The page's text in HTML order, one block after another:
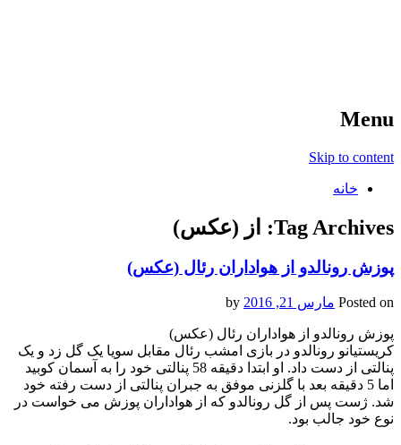
Menu
Skip to content
خانه
Tag Archives: از (عکس)
پوزش رونالدو از هواداران رئال (عکس)
Posted on مارس 21, 2016
پوزش رونالدو از هواداران رئال (عکس)
کریستیانو رونالدو در بازی امشب رئال مقابل سویا یک گل زد و یک
پنالتی از دست داد. او ابتدا دقیقه 58 پنالتی خود را به آسمان کوبید
اما 5 دقیقه بعد با گلزنی موفق به جبران پنالتی از دست رفته خود
شد. ژست پس از گل رونالدو که از هواداران پوزش می خواست در
نوع خود جالب بود.